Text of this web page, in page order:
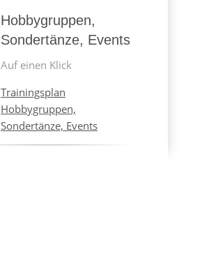
Hobbygruppen,
Sondertänze, Events
Auf einen Klick
Trainingsplan
Hobbygruppen,
Sondertänze, Events